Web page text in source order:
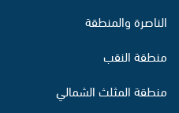
الناصرة والمنطقة
منطقة النقب
منطقة المثلث الشمالي